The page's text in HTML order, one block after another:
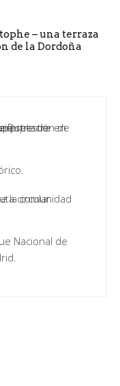
– una terraza
de la Dordoña
Nacional de